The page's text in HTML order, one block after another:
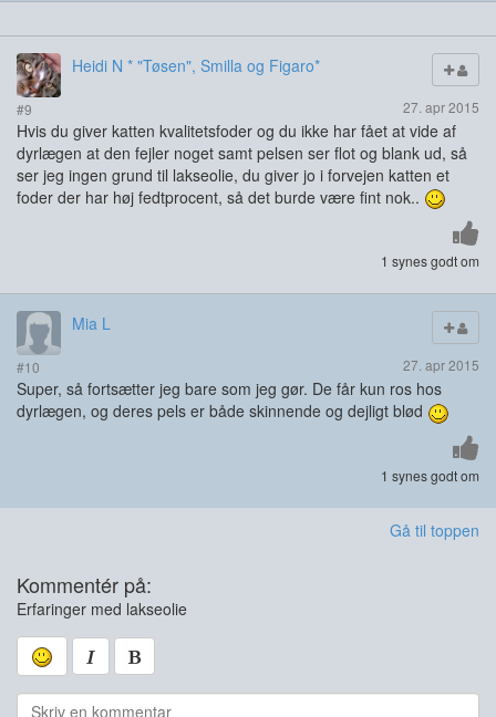
Heidi N * "Tøsen", Smilla og Figaro*
#9 27. apr 2015
Hvis du giver katten kvalitetsfoder og du ikke har fået at vide af
dyrlægen at den fejler noget samt pelsen ser flot og blank ud, så
ser jeg ingen grund til lakseolie, du giver jo i forvejen katten et
foder der har høj fedtprocent, så det burde være fint nok..
1 synes godt om
Mia L
#10 27. apr 2015
Super, så fortsætter jeg bare som jeg gør. De får kun ros hos
dyrlægen, og deres pels er både skinnende og dejligt blød
1 synes godt om
Gå til toppen
Kommentér på:
Erfaringer med lakseolie